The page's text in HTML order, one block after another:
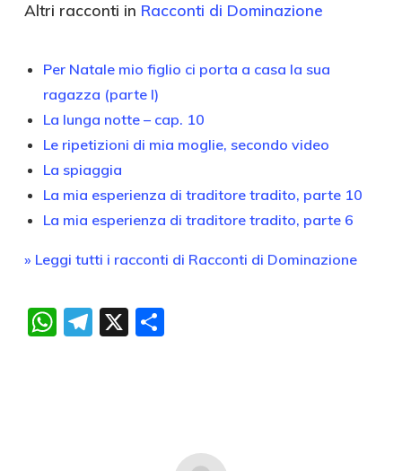
Altri racconti in Racconti di Dominazione
Per Natale mio figlio ci porta a casa la sua
ragazza (parte I)
La lunga notte – cap. 10
Le ripetizioni di mia moglie, secondo video
La spiaggia
La mia esperienza di traditore tradito, parte 10
La mia esperienza di traditore tradito, parte 6
» Leggi tutti i racconti di Racconti di Dominazione
WhatsApp
Telegram
X Condividi